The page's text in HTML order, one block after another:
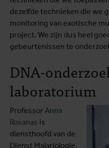
dezelfde technieken die we
monitoring van exotische
project. We zijn dus heel
gebeurtenissen te
DNA-
laboratorium
Professor Anna
Rosanas is
diensthoofd van de
Dienst Malariologie.